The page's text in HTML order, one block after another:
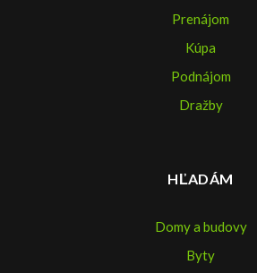
Prenájom
Kúpa
Podnájom
Dražby
HĽADÁM
Domy a budovy
Byty